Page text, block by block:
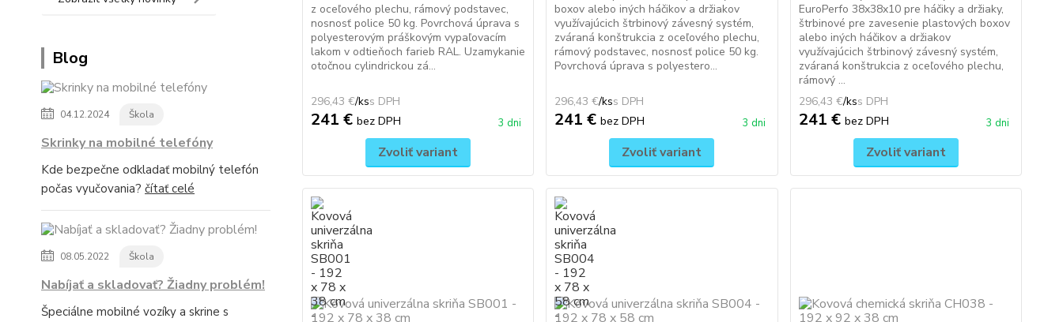
Blog
04.12.2024 Škola
Skrinky na mobilné telefóny
Kde bezpečne odkladať mobilný telefón
počas vyučovania? čítať celé
08.05.2022 Škola
Nabíjať a skladovať? Žiadny problém!
Špeciálne mobilné vozíky a skrine s
z oceľového plechu, rámový podstavec,
nosnosť police 50 kg. Povrchová úprava s
polyesterovým práškovým vypaľovacím
lakom v odtieňoch farieb RAL. Uzamykanie
otočnou cylindrickou zá...
296,43 €/ks
241 € bez DPH 3 dni
Zvoliť variant
boxov alebo iných háčikov a držiakov
využívajúcich štrbinový závesný systém,
zváraná konštrukcia z oceľového plechu,
rámový podstavec, nosnosť police 50 kg.
Povrchová úprava s polyestero...
296,43 €/ks
241 €bez DPH 3 dni
Zvoliť variant
EuroPerfo 38x38x10 pre háčiky a držiaky,
štrbinové pre zavesenie plastových boxov
alebo iných háčikov a držiakov
využívajúcich štrbinový závesný systém,
zváraná konštrukcia z oceľového plechu,
rámový ...
296,43 €/ks
241 € bez DPH 3 dni
Zvoliť variant